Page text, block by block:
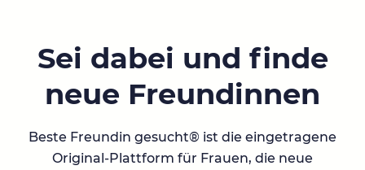
Sei dabei und finde
neue Freundinnen
Beste Freundin gesucht® ist die eingetragene
Original-Plattform für Frauen, die neue